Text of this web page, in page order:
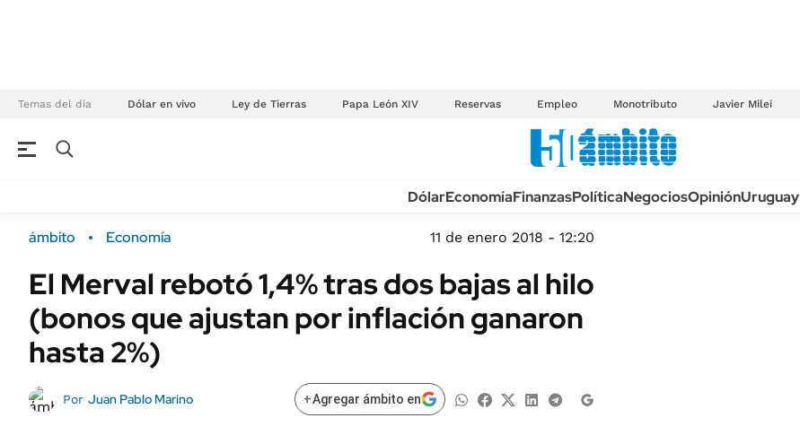
Temas del día Dólar en vivo Ley de Tierras Papa León XIV Reservas Empleo Monotributo Javier Milei
Campo
FINANZAS
Dólar
ÁMBITO DEBATE
Sustentabilidad
ENERGY REPORT
TECNOLOGÍA
MÉXICO
MUNDO
INFORMACIÓN GENERAL
DólarEconomíaFinanzasPolíticaNegociosOpiniónUruguay
ámbito Economía 11 de enero 2018 - 12:20
El Merval rebotó 1,4% tras dos bajas al hilo
(bonos que ajustan por inflación ganaron
hasta 2%)
Por Juan Pablo Marino +Agregar ámbito en